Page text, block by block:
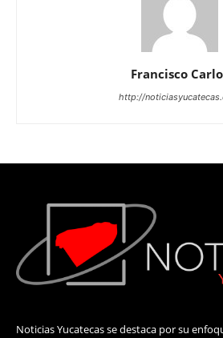
Francisco
http://
Noticias Yucatecas se destaca por su